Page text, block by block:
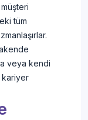
tüm
veya kendi